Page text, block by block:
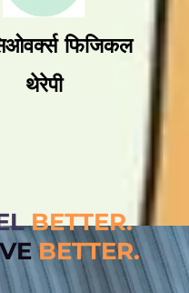
फिजिकल
थेरेपी
BETTER.
BETTER.